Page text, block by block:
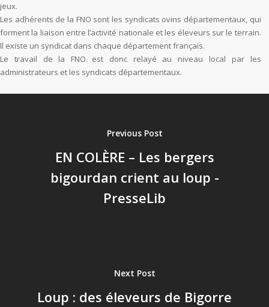
jeux.
Les adhérents de la FNO sont les syndicats ovins départementaux, qui
forment la liaison entre l’activité nationale et les éleveurs sur le terrain.
Il existe un syndicat dans chaque département français.
Le travail de la FNO est donc relayé au niveau local par les
administrateurs et les syndicats départementaux.
Previous Post
EN COLÈRE – Les bergers
bigourdan crient au loup -
PresseLib
Next Post
Loup : des éleveurs de Bigorre